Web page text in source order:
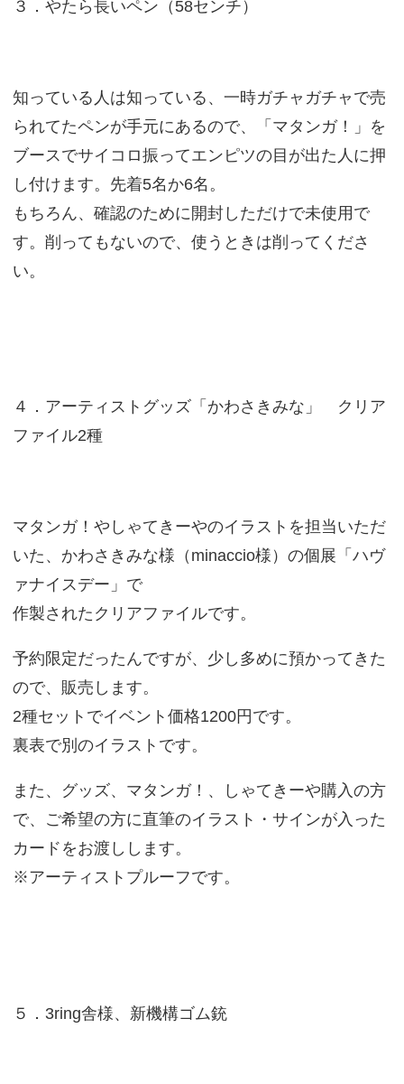
３．やたら長いペン（58センチ）
知っている人は知っている、一時ガチャガチャで売
られてたペンが手元にあるので、「マタンガ！」を
ブースでサイコロ振ってエンピツの目が出た人に押
し付けます。先着5名か6名。
もちろん、確認のために開封しただけで未使用で
す。削ってもないので、使うときは削ってくださ
い。
４．アーティストグッズ「かわさきみな」 クリア
ファイル2種
マタンガ！やしゃてきーやのイラストを担当いただ
いた、かわさきみな様（minaccio様）の個展「ハヴ
ァナイスデー」で
作製されたクリアファイルです。
予約限定だったんですが、少し多めに預かってきた
ので、販売します。
2種セットでイベント価格1200円です。
裏表で別のイラストです。
また、グッズ、マタンガ！、しゃてきーや購入の方
で、ご希望の方に直筆のイラスト・サインが入った
カードをお渡しします。
※アーティストプルーフです。
５．3ring舎様、新機構ゴム銃